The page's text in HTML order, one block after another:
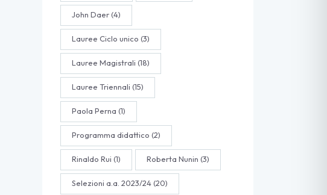
John Daer(4)
Lauree Ciclo unico (3)
Lauree Magistrali (18)
Lauree Triennali (15)
Paola Perna (1)
Programma didattico (2)
Rinaldo Rui (1) Roberta Nunin (3)
Selezioni a.a. 2023/24(20)